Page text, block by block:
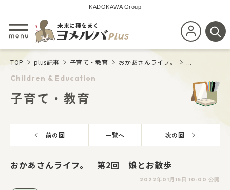
KADOKAWA Group
メニューを開閉する
未来に種をまく
新規会員登
検
TOP plus記事 子育て・教育 おかあさんライフ。 ...
Children & Education
子育て・教育
前の回 一覧へ 次の回
おかあさんライフ。 第2回 娘とお散歩
2022年01月15日 10:00 公開